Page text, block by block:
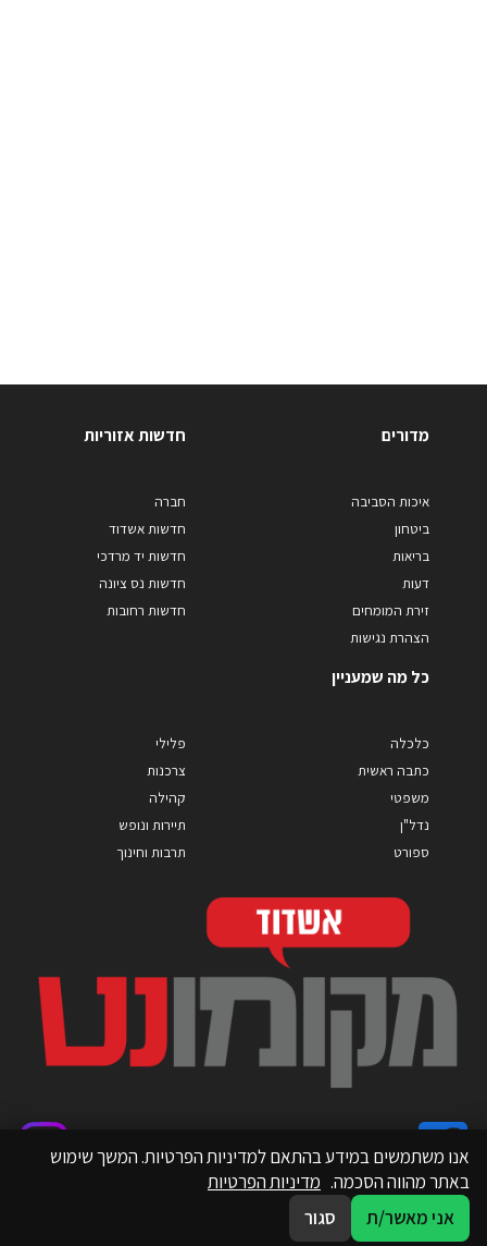
מדורים
איכות הסביבה
ביטחון
בריאות
דעות
זירת המומחים
הצהרת נגישות
חדשות אזוריות
חברה
חדשות אשדוד
חדשות יד מרדכי
חדשות נס ציונה
חדשות רחובות
כל מה שמעניין
כלכלה
כתבה ראשית
משפטי
נדל"ן
ספורט
פלילי
צרכנות
קהילה
תיירות ונופש
תרבות וחינוך
אנו משתמשים במידע בהתאם למדיניות הפרטיות. המשך שימוש
באתר מהווה הסכמה. מדיניות הפרטיות
אני מאשר/ת
סגור